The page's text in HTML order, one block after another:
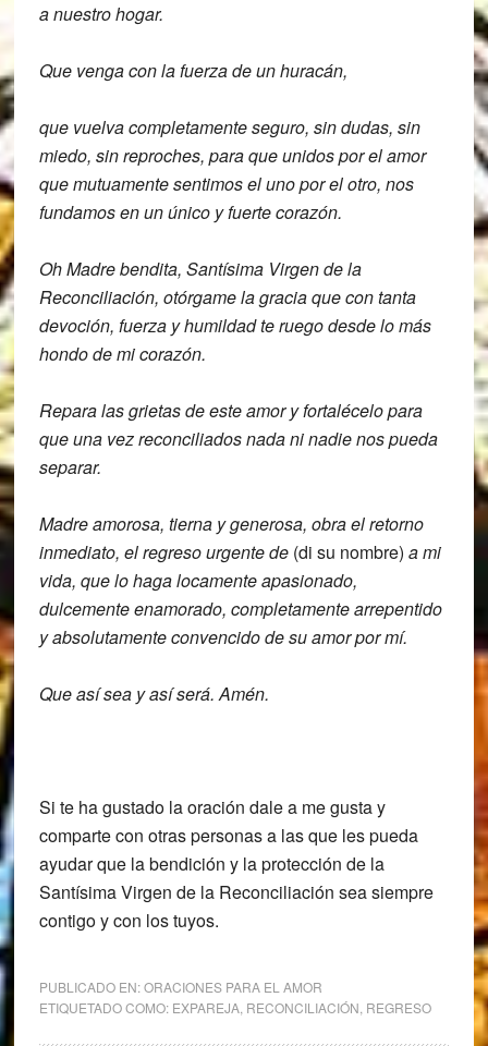
a nuestro hogar.
Que venga con la fuerza de un huracán,
que vuelva completamente seguro, sin dudas, sin
miedo, sin reproches, para que unidos por el amor
que mutuamente sentimos el uno por el otro, nos
fundamos en un único y fuerte corazón.
Oh Madre bendita, Santísima Virgen de la
Reconciliación, otórgame la gracia que con tanta
devoción, fuerza y humildad te ruego desde lo más
hondo de mi corazón.
Repara las grietas de este amor y fortalécelo para
que una vez reconciliados nada ni nadie nos pueda
separar.
Madre amorosa, tierna y generosa, obra el retorno
inmediato, el regreso urgente de (di su nombre) a mi
vida, que lo haga locamente apasionado,
dulcemente enamorado, completamente arrepentido
y absolutamente convencido de su amor por mí.
Que así sea y así será. Amén.
Si te ha gustado la oración dale a me gusta y
comparte con otras personas a las que les pueda
ayudar que la bendición y la protección de la
Santísima Virgen de la Reconciliación sea siempre
contigo y con los tuyos.
PUBLICADO EN:ORACIONES PARA EL AMOR
ETIQUETADO COMO: EXPAREJA, RECONCILIACIÓN REGRESO